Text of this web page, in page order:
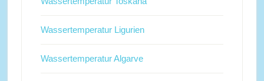
Wassertemperatur Ligurien
Wassertemperatur Algarve